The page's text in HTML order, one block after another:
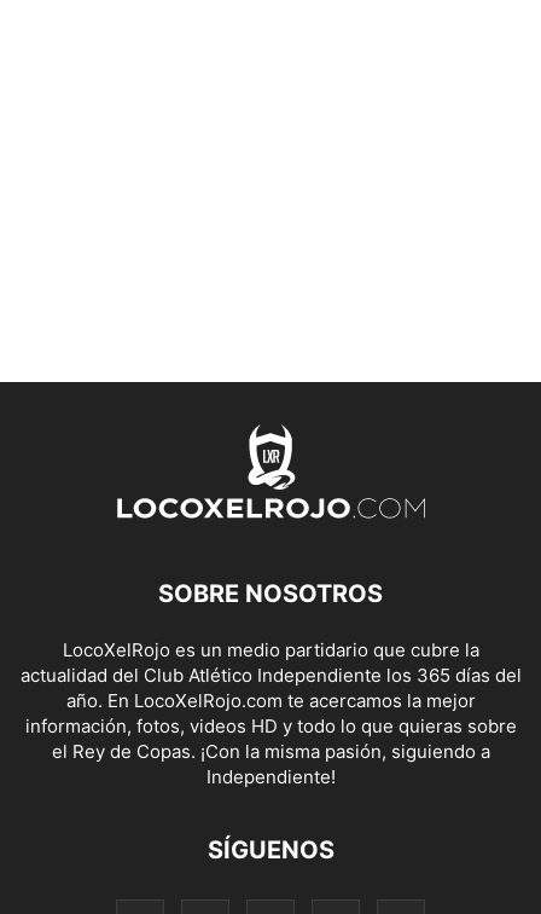
SOBRE NOSOTROS
LocoXelRojo es un medio partidario que cubre la
actualidad del Club Atlético Independiente los 365 días del
año. En LocoXelRojo.com te acercamos la mejor
información, fotos, videos HD y todo lo que quieras sobre
el Rey de Copas. ¡Con la misma pasión, siguiendo a
Independiente!
SÍGUENOS